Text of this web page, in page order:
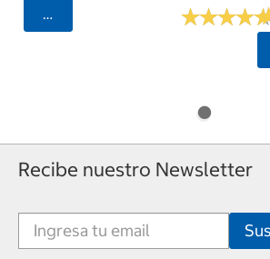
Seleccionar Código Postal
★★★★
★★★★
Recibe nuestro Newsletter